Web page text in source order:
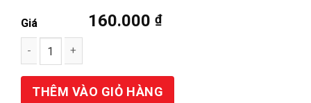
Giá 160.000 ₫
THÊM VÀO GIỎ HÀNG